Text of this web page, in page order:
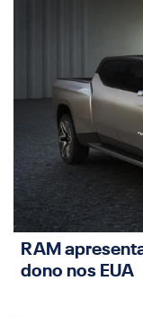
RAM
dono nos EUA